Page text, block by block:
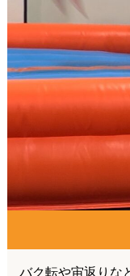
バク転や宙返りな